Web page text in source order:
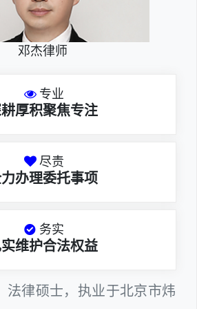
邓杰律师
专业
厚积聚焦专注
尽责
办理委托事项
务实
维护合法权益
法律硕士，执业于北京市炜